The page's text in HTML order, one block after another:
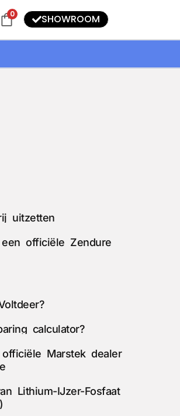
0 SHOWROOM
uitzetten
officiële Zendure
calculator?
Marstek dealer
Lithium-IJzer-Fosfaat